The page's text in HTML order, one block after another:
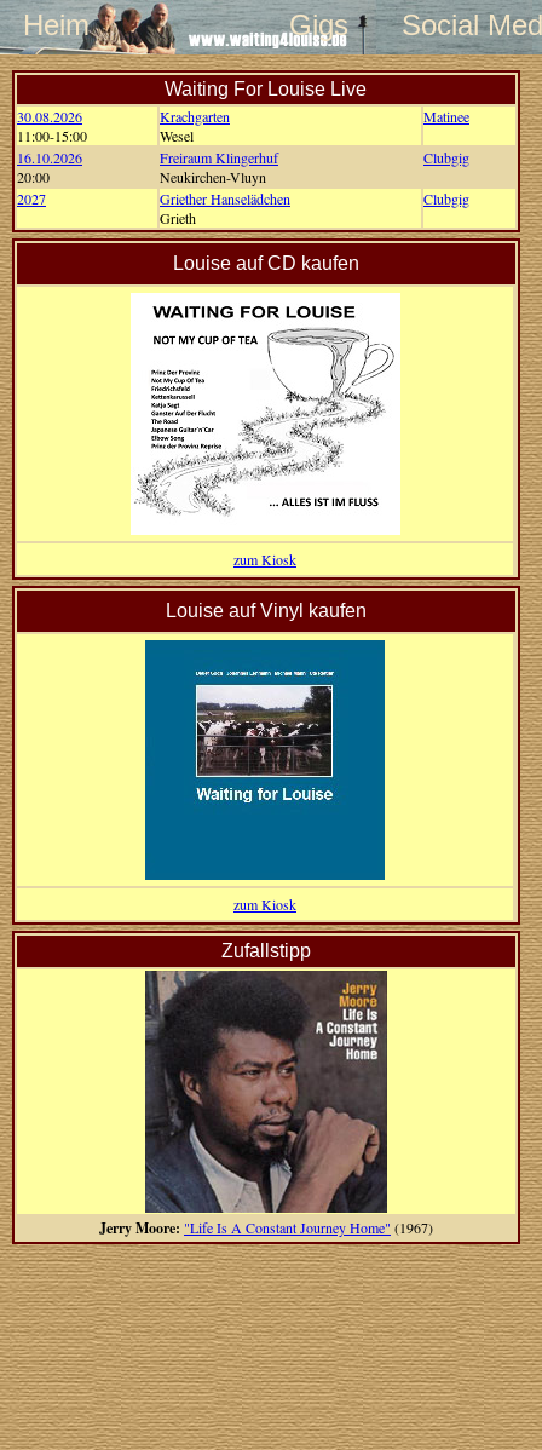
Heim Gigs Social
Waiting For Louise Live
30.08.2026
11:00-15:00
Krachgarten
Wesel
Matinee
16.10.2026
20:00
Freiraum Klingerhuf
Neukirchen-Vluyn
Clubgig
2027
Griether Hanselädchen
Grieth
Clubgig
Louise auf CD kaufen
zum Kiosk
Louise auf Vinyl kaufen
zum Kiosk
Zufallstipp
Jerry Moore: "Life Is A Constant Journey Home" (1967)